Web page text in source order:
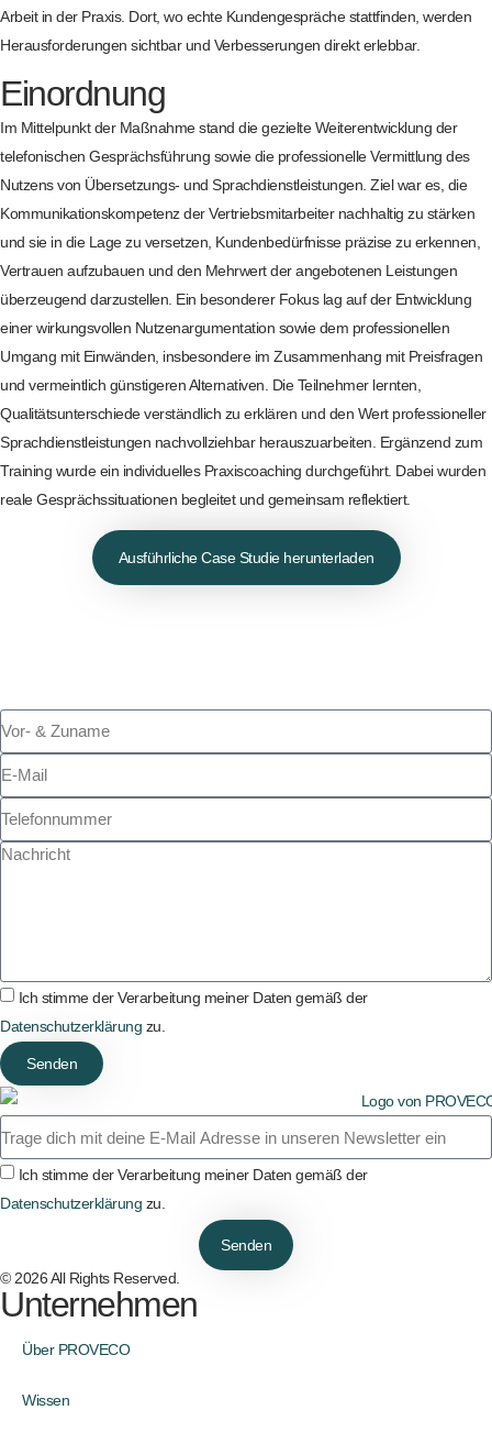
Arbeit in der Praxis. Dort, wo echte Kundengespräche stattfinden, werden
Herausforderungen sichtbar und Verbesserungen direkt erlebbar.
Einordnung
Im Mittelpunkt der Maßnahme stand die gezielte Weiterentwicklung der
telefonischen Gesprächsführung sowie die professionelle Vermittlung des
Nutzens von Übersetzungs- und Sprachdienstleistungen. Ziel war es, die
Kommunikationskompetenz der Vertriebsmitarbeiter nachhaltig zu stärken
und sie in die Lage zu versetzen, Kundenbedürfnisse präzise zu erkennen,
Vertrauen aufzubauen und den Mehrwert der angebotenen Leistungen
überzeugend darzustellen. Ein besonderer Fokus lag auf der Entwicklung
einer wirkungsvollen Nutzenargumentation sowie dem professionellen
Umgang mit Einwänden, insbesondere im Zusammenhang mit Preisfragen
und vermeintlich günstigeren Alternativen. Die Teilnehmer lernten,
Qualitätsunterschiede verständlich zu erklären und den Wert professioneller
Sprachdienstleistungen nachvollziehbar herauszuarbeiten. Ergänzend zum
Training wurde ein individuelles Praxiscoaching durchgeführt. Dabei wurden
reale Gesprächssituationen begleitet und gemeinsam reflektiert.
Ausführliche Case Studie herunterladen
Ich stimme der Verarbeitung meiner Daten gemäß der
Datenschutzerklärung zu.
Senden
Ich stimme der Verarbeitung meiner Daten gemäß der
Datenschutzerklärung zu.
Senden
© 2026 All Rights Reserved.
Unternehmen
Über PROVECO
Wissen